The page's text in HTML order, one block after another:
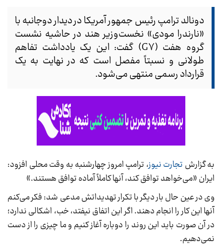
دونالد ترامپ رئیس جمهور آمریکا در دیدار دوجانبه با
«نارندرا مودی» نخست‌وزیر هند در حاشیه نشست
گروه هفت (G۷) گفت: این یک یادداشت تفاهم
طولانی و نسبتاً مفصل است که در نهایت به یک
قرارداد رسمی منتهی می‌شود.
به گزارش تجارت نیوز، ترامپ امروز چهارشنبه به وقت محلی افزود:
ایران «می‌خواهد توافق کند، آنها کاملاً آماده‌ توافق هستند.»
وی در عین حال بار دیگر با تکرار تهدیداتش مدعی شد: فکر می‌کنم
آنها این کار را انجام دهند. اگر این اتفاق نیفتد، خب، اشکالی ندارد؛
در آن صورت باید این روند را دوباره آغاز کنیم و ما چیزی را از دست
نمی‌دهیم.